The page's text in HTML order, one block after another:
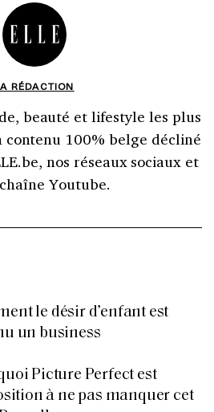
RÉDACTION
beauté et lifestyle les plus
contenu 100% belge décliné
nos réseaux sociaux et
Youtube.
le désir d’enfant est
un business
Picture Perfect est
à ne pas manquer cet